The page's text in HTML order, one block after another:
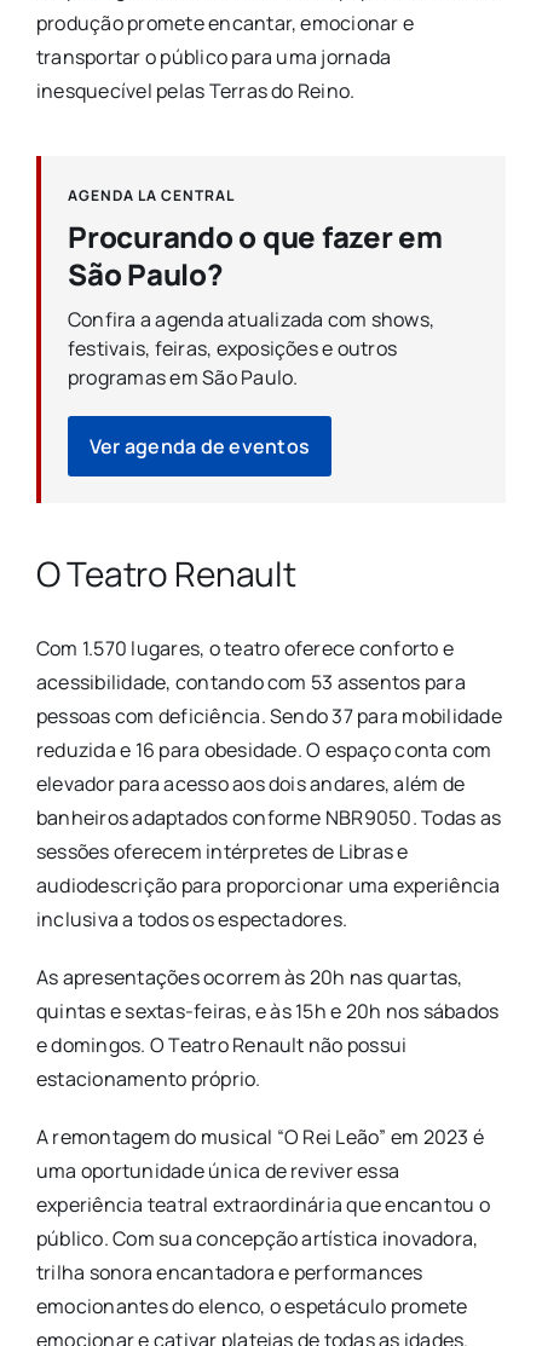
produção promete encantar, emocionar e
transportar o público para uma jornada
inesquecível pelas Terras do Reino.
AGENDA LA CENTRAL
Procurando o que fazer em
São Paulo?
Confira a agenda atualizada com shows,
festivais, feiras, exposições e outros
programas em São Paulo.
Ver agenda de eventos
O Teatro Renault
Com 1.570 lugares, o teatro oferece conforto e
acessibilidade, contando com 53 assentos para
pessoas com deficiência. Sendo 37 para mobilidade
reduzida e 16 para obesidade. O espaço conta com
elevador para acesso aos dois andares, além de
banheiros adaptados conforme NBR9050. Todas as
sessões oferecem intérpretes de Libras e
audiodescrição para proporcionar uma experiência
inclusiva a todos os espectadores.
As apresentações ocorrem às 20h nas quartas,
quintas e sextas-feiras, e às 15h e 20h nos sábados
e domingos. O Teatro Renault não possui
estacionamento próprio.
A remontagem do musical “O Rei Leão” em 2023 é
uma oportunidade única de reviver essa
experiência teatral extraordinária que encantou o
público. Com sua concepção artística inovadora,
trilha sonora encantadora e performances
emocionantes do elenco, o espetáculo promete
emocionar e cativar plateias de todas as idades.